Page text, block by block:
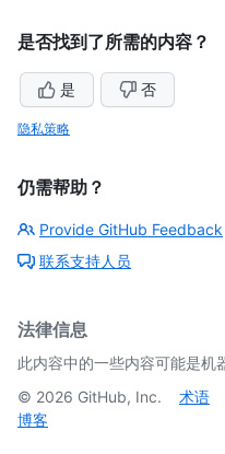
是否找到了所需的内容？
是 否
隐私策略
仍需帮助？
Provide GitHub Feedback
联系支持人员
法律信息
此内容中的一些内容可能是机
© 2026 GitHub, Inc. 术语
博客